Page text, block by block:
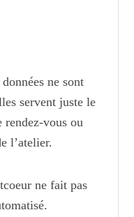
ne sont
servent juste le
rendez-vous ou
l’atelier.
ne fait pas